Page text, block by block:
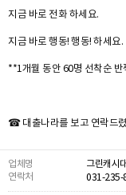
지금 바로 전화 하세요.
지금 바로 행동! 행동! 하세요.
**1개월 동안 60명 선착순
☎ 대출나라를 보고 연락드
업체명
그린캐시
연락처
031-235-